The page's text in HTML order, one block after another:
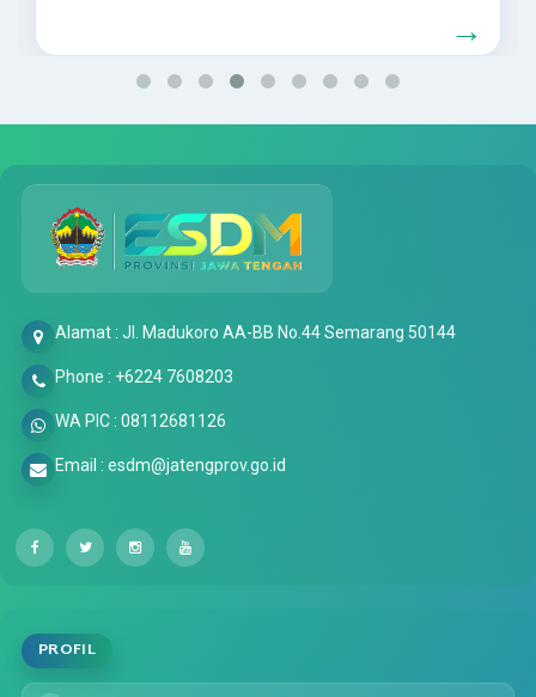
→
Alamat : Jl. Madukoro AA-BB No.44 Semarang 50144
Phone : +6224 7608203
WA PIC : 08112681126
Email : esdm@jatengprov.go.id
PROFIL